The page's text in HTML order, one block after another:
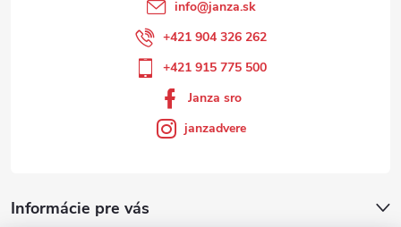
Informácie pre vás
info@janza.sk
+421 904 326 262
+421 915 775 500
Janza sro
janzadvere